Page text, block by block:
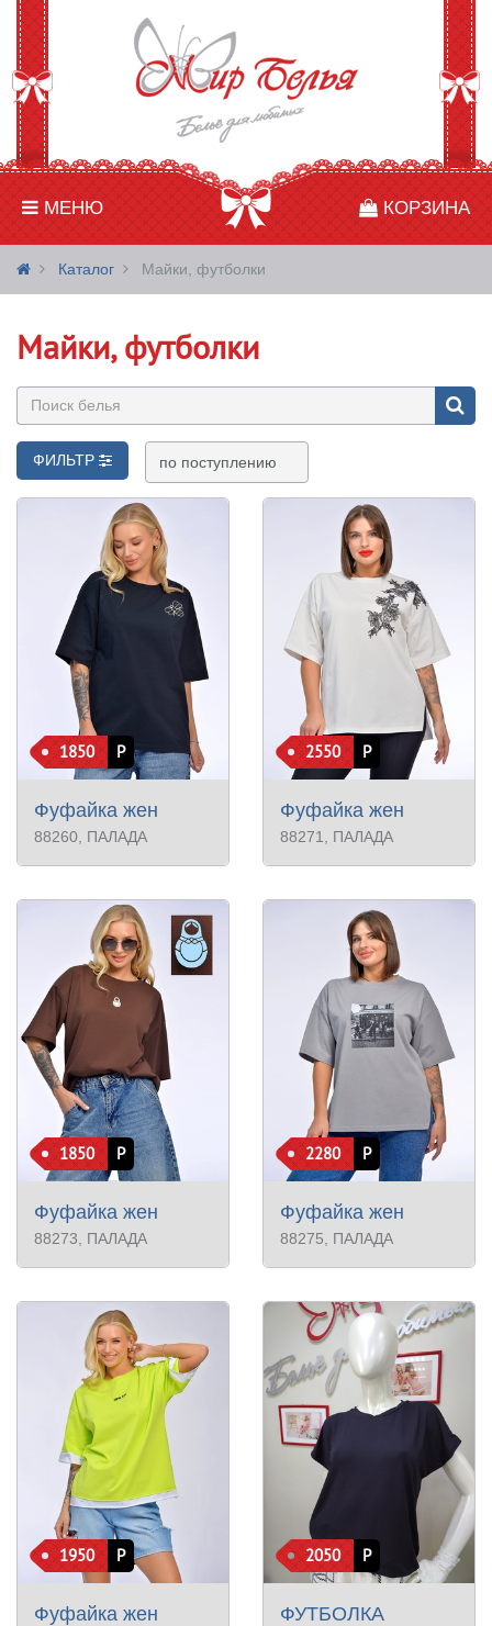
МЕНЮ КОРЗИНА
Каталог Майки, футболки
Майки, футболки
ФИЛЬТР
1850 Р
Фуфайка жен
88260 , ПАЛАДА
1850 Р
Фуфайка жен
88273 , ПАЛАДА
1950 Р
Фуфайка жен
2550 Р
Фуфайка жен
88271 , ПАЛАДА
2280 Р
Фуфайка жен
88275 , ПАЛАДА
2050 Р
ФУТБОЛКА